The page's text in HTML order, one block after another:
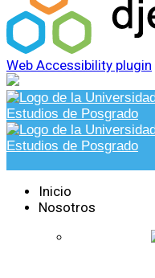
Web Accessibility plugin
Inicio
Nosotros